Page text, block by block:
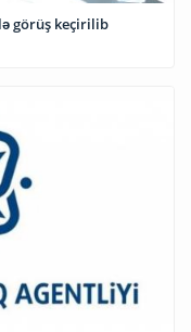
görüş keçirilib